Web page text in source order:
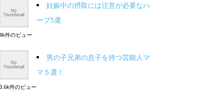
妊娠中の摂取には注意が必要なハ
ーブ5選
件のビュー
男の子兄弟の息子を持つ芸能人マ
マ５選！
3.6k件のビュー